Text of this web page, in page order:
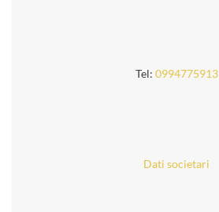
Tel: 0994775913
Dati societari